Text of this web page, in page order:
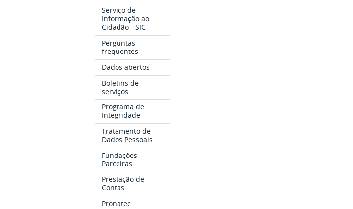
Serviço de
Informação ao
Cidadão - SIC
Perguntas
frequentes
Dados abertos
Boletins de
serviços
Programa de
Integridade
Tratamento de
Dados Pessoais
Fundações
Parceiras
Prestação de
Contas
Pronatec